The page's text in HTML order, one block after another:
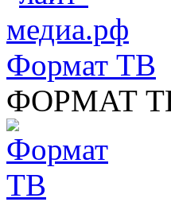
Формат ТВ
ФОРМАТ